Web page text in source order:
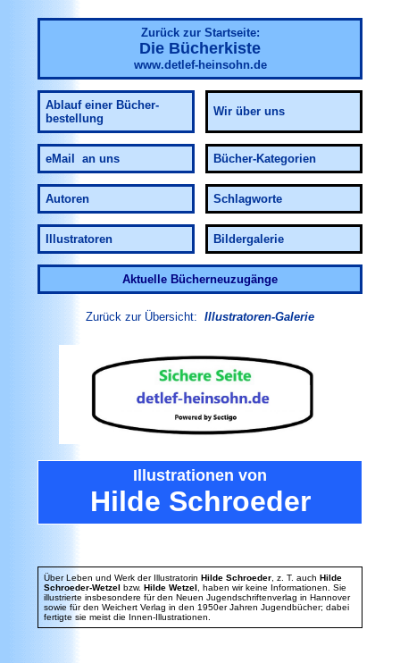
Zurück zur Startseite:
Die Bücherkiste
www.detlef-heinsohn.de
Ablauf einer Bücher-
bestellung
Wir über uns
eMail an uns Bücher-Kategorien
Autoren Schlagworte
Illustratoren Bildergalerie
Aktuelle Bücherneuzugänge
Zurück zur Übersicht: Illustratoren-Galerie
Illustrationen von
Hilde Schroeder
Über Leben und Werk der Illustratorin Hilde Schroeder , z. T. auch Hilde
Schroeder-Wetzel bzw. Hilde Wetzel , haben wir keine Informationen. Sie
illustrierte insbesondere für den Neuen Jugendschriftenverlag in Hannover
sowie für den Weichert Verlag in den 1950er Jahren Jugendbücher; dabei
fertigte sie meist die Innen-Illustrationen.